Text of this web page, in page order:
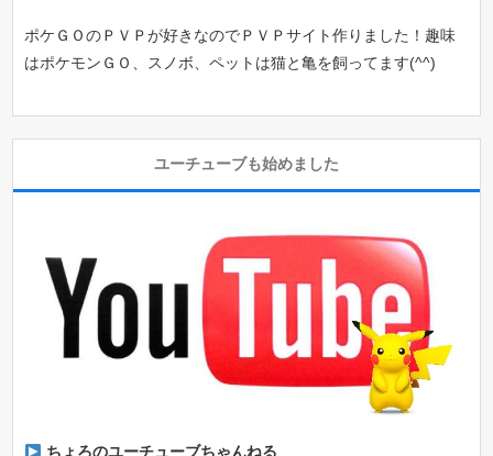
ポケＧＯのＰＶＰが好きなのでＰＶＰサイト作りました！趣味
はポケモンＧＯ、スノボ、ペットは猫と亀を飼ってます(^^)
ユーチューブも始めました
ちょろのユーチューブちゃんねる